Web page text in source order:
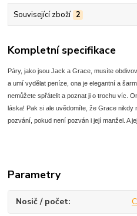
Související zboží 2
Kompletní specifikace
Páry, jako jsou Jack a Grace, musíte
a umí vydělat peníze, ona je elegantní a
nemůžete spřátelit a poznat ji o trochu víc.
láska! Pak si ale uvědomíte, že Grace nikdy
pozvání, pokud není pozván i její manžel. A
Parametry
Nosič / počet